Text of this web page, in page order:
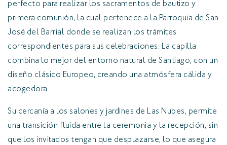
perfecto para realizar los sacramentos de bautizo y
primera comunión, la cual pertenece a la Parroquia de San
José del Barrial donde se realizan los trámites
correspondientes para sus celebraciones. La capilla
combina lo mejor del entorno natural de Santiago, con un
diseño clásico Europeo, creando una atmósfera cálida y
acogedora.
Su cercanía a los salones y jardines de Las Nubes, permite
una transición fluida entre la ceremonia y la recepción, sin
que los invitados tengan que desplazarse, lo que asegura